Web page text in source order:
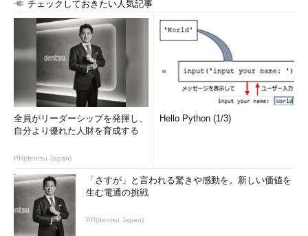
チェックしておきたい人気記事
全員がリーダーシップを発揮し、
自分より優れた人財を育成する
PR(dentsu Japan)
Hello Python (1/3)
「さすが」と言われる驚きや感動を。新しい価値を
生む電通の挑戦
PR(dentsu Japan)